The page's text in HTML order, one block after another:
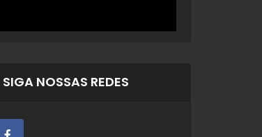
SIGA NOSSAS REDES